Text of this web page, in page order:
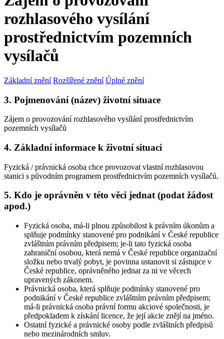
rozhlasového vysílání
prostřednictvím pozemních
vysílačů
Základní znění Rozšířené znění Úplné znění
3. Pojmenování (název) životní situace
Zájem o provozování rozhlasového vysílání prostřednictvím
pozemních vysílačů
4. Základní informace k životní situaci
Fyzická / právnická osoba chce provozovat vlastní rozhlasovou
stanici s původním programem prostřednictvím pozemních vysílačů.
5. Kdo je oprávněn v této věci jednat (podat žádost
apod.)
Fyzická osoba, má-li plnou způsobilost k právním úkonům a
splňuje podmínky stanovené pro podnikání v České republice
zvláštním právním předpisem; je-li tato fyzická osoba
zahraniční osobou, která nemá v České republice organizační
složku nebo trvalý pobyt, je povinna ustanovit si zástupce v
České republice, oprávněného jednat za ni ve věcech
upravených zákonem.
Právnická osoba, která splňuje podmínky stanovené pro
podnikání v České republice zvláštním právním předpisem;
má-li právnická osoba právní formu akciové společnosti, je
předpokladem k získání licence, že její akcie znějí na jméno.
Ostatní fyzické a právnické osoby podle zvláštních předpisů
nebo mezinárodních smluv.